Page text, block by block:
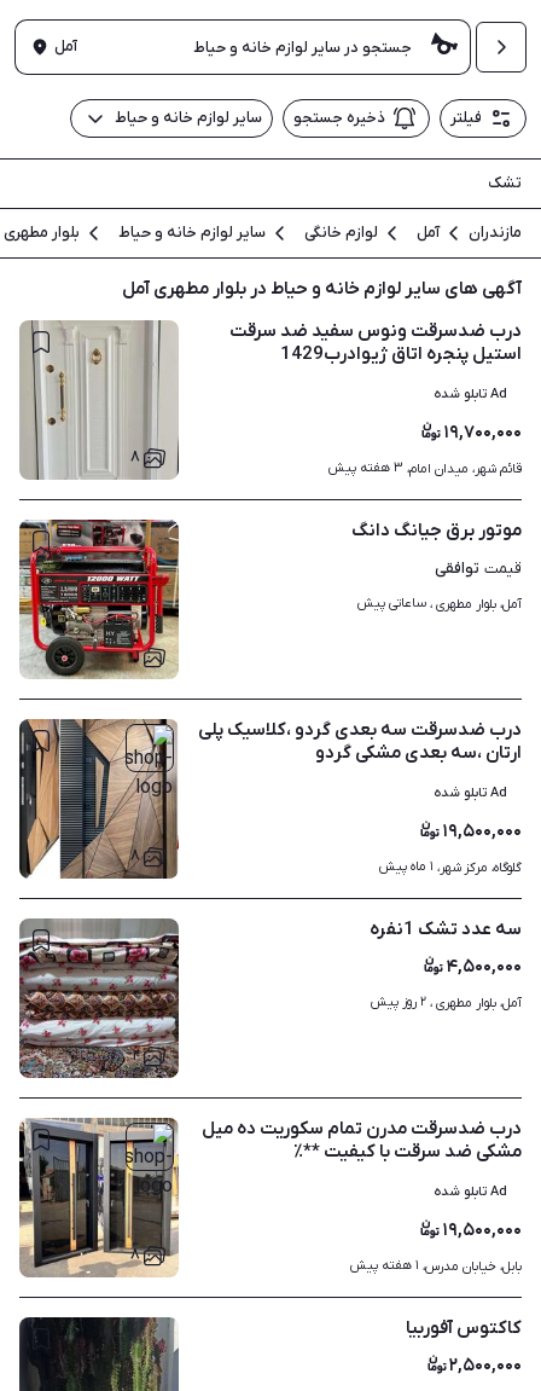
آمل
فیلتر ذخیره جستجو سایر لوازم خانه و حیاط
تشک
مازندران آمل لوازم خانگی سایر لوازم خانه و حیاط بلوار مطهری
آگهی های سایر لوازم خانه و حیاط در بلوار مطهری آمل
۸
درب ضدسرقت ونوس سفید ضد سرقت
استیل پنجره اتاق ژیوادرب1429
Ad تابلو شده
۱۹,۷۰۰,۰۰۰
قائم شهر، میدان امام، ۳ هفته پیش
۱
موتور برق جیانگ دانگ
قیمت توافقی
آمل، بلوار مطهری ، ساعاتی پیش
۸
درب ضدسرقت سه بعدی گردو ،کلاسیک پلی
ارتان ،سه بعدی مشکی گردو
Ad تابلو شده
۱۹,۵۰۰,۰۰۰
گلوگاه، مرکز شهر، ۱ ماه پیش
۲
سه عدد تشک 1نفره
۴,۵۰۰,۰۰۰
آمل، بلوار مطهری ، ۲ روز پیش
۸
درب ضدسرقت مدرن تمام سکوریت ده میل
مشکی ضد سرقت با کیفیت **٪
Ad تابلو شده
۱۹,۵۰۰,۰۰۰
بابل، خیابان مدرس، ۱ هفته پیش
کاکتوس آفوربیا
۲,۵۰۰,۰۰۰